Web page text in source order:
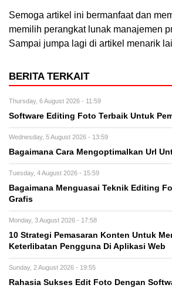
Semoga artikel ini bermanfaat dan
memilih perangkat lunak manajemen
Sampai jumpa lagi di artikel menarik
BERITA TERKAIT
Thursday, 6 August 2026 - 11:59
Software Editing Foto Terbaik Untuk
Wednesday, 5 August 2026 - 13:59
Bagaimana Cara Mengoptimalkan Url
Tuesday, 4 August 2026 - 15:59
Bagaimana Menguasai Teknik Editing
Grafis
Monday, 3 August 2026 - 17:58
10 Strategi Pemasaran Konten Untuk
Keterlibatan Pengguna Di Aplikasi Web
Sunday, 2 August 2026 - 19:55
Rahasia Sukses Edit Foto Dengan